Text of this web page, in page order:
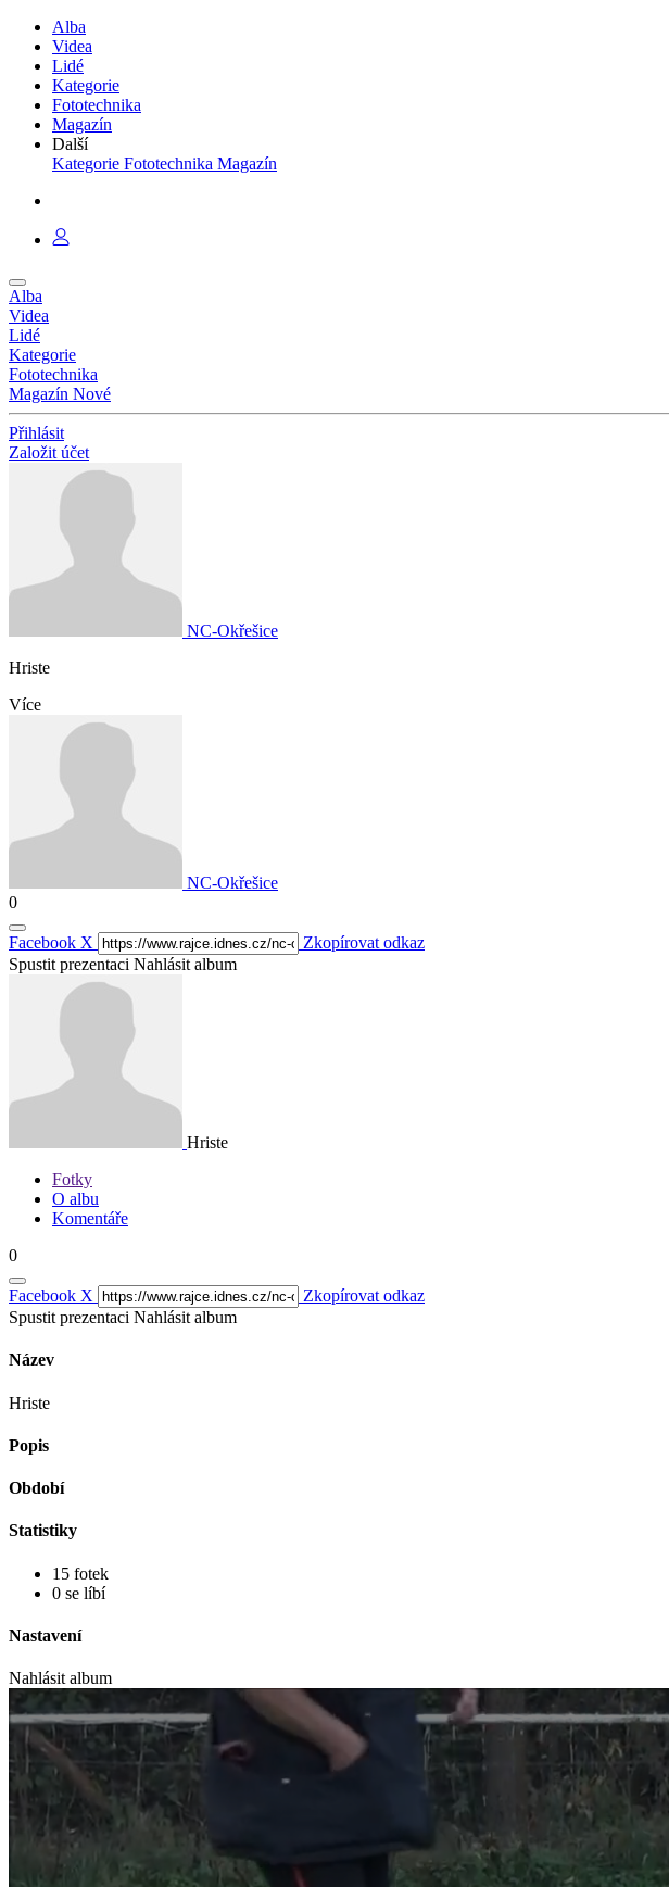
Alba
Videa
Lidé
Kategorie
Fototechnika
Magazín
Další
Kategorie Fototechnika Magazín
Alba
Videa
Lidé
Kategorie
Fototechnika
Magazín Nové
Přihlásit
Založit účet
NC-Okřešice
Hriste
Více
NC-Okřešice
0
Facebook X
Zkopírovat odkaz
Spustit prezentaci Nahlásit album
Hriste
Fotky
O albu
Komentáře
0
Facebook X
Zkopírovat odkaz
Spustit prezentaci Nahlásit album
Název
Hriste
Popis
Období
Statistiky
15 fotek
0 se líbí
Nastavení
Nahlásit album